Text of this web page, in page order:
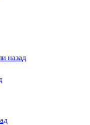
назад